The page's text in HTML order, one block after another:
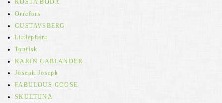
KOSTA BODA
Orrefors
GUSTAVSBERG
Littlephant
Tonfisk
KARIN CARLANDER
Joseph Joseph
FABULOUS GOOSE
SKULTUNA